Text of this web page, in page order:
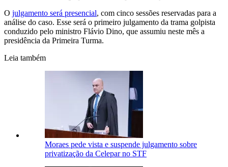
O julgamento será presencial, com cinco sessões reservadas para a
análise do caso. Esse será o primeiro julgamento da trama golpista
conduzido pelo ministro Flávio Dino, que assumiu neste mês a
presidência da Primeira Turma.
Leia também
Moraes pede vista e suspende julgamento sobre
privatização da Celepar no STF